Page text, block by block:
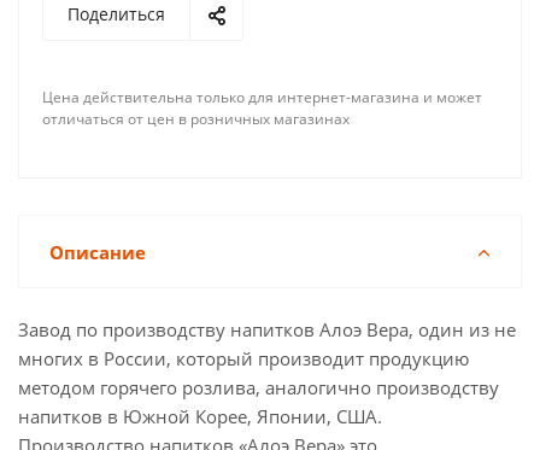
Поделиться
Цена действительна только для интернет-магазина и может
отличаться от цен в розничных магазинах
Описание
Завод по производству напитков Алоэ Вера, один из не
многих в России, который производит продукцию
методом горячего розлива, аналогично производству
напитков в Южной Корее, Японии, США.
Производство напитков «Алоэ Вера» это